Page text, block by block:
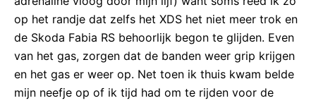
op het randje dat zelfs het XDS het niet meer trok en
de Skoda Fabia RS behoorlijk begon te glijden. Even
van het gas, zorgen dat de banden weer grip krijgen
en het gas er weer op. Net toen ik thuis kwam belde
mijn neefje op of ik tijd had om te rijden voor de